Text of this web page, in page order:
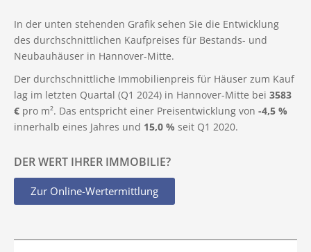
In der unten stehenden Grafik sehen Sie die Entwicklung
des durchschnittlichen Kaufpreises für Bestands- und
Neubauhäuser in Hannover-Mitte.
Der durchschnittliche Immobilienpreis für Häuser zum Kauf
lag im letzten Quartal (Q1 2024) in Hannover-Mitte bei 3583
€ pro m². Das entspricht einer Preisentwicklung von -4,5 %
innerhalb eines Jahres und 15,0 % seit Q1 2020.
DER WERT IHRER IMMOBILIE?
Zur Online-Wertermittlung